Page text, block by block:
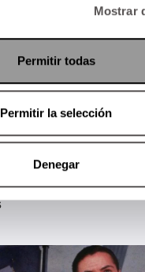
Mostrar
Permitir todas
Permitir la selección
Denegar